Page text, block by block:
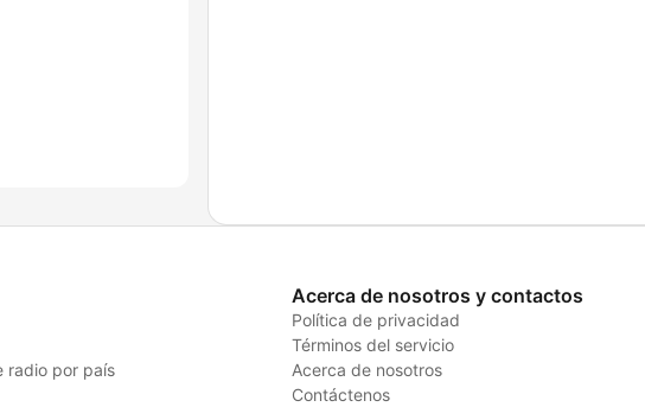
radio por país
Acerca de nosotros y contactos
Política de privacidad
Términos del servicio
Acerca de nosotros
Contáctenos